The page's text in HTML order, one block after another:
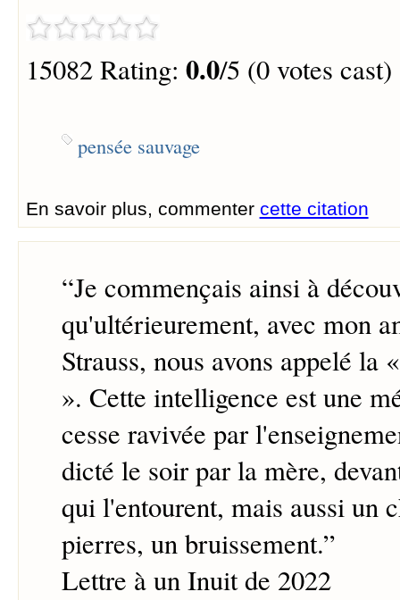
15082 Rating: 0.0/5 (0 votes cast)
pensée sauvage
En savoir plus, commenter cette citation
“Je commençais ainsi à
qu'ultérieurement, avec mon
Strauss, nous avons appelé la
». Cette intelligence est une
cesse ravivée par
dicté le soir par la mère,
qui l'entourent, mais aussi un
pierres, un bruissement.”
Lettre à un Inuit de 2022